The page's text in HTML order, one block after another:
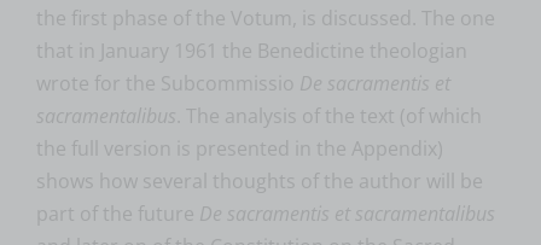
the first phase of the Votum, is discussed. The one
that in January 1961 the Benedictine theologian
wrote for the Subcommissio De sacramentis et
sacramentalibus . The analysis of the text (of which
the full version is presented in the Appendix)
shows how several thoughts of the author will be
part of the future De sacramentis et sacramentalibus